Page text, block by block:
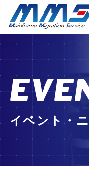
イベント・